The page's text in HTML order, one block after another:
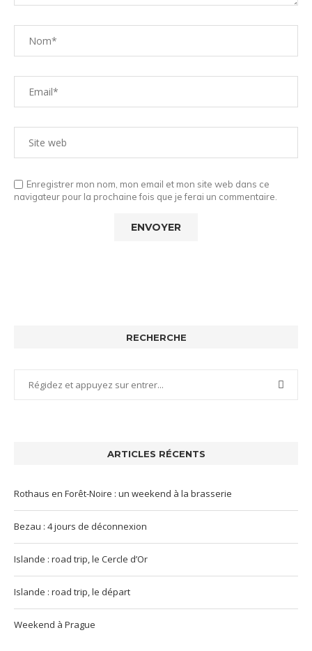
Enregistrer mon nom, mon email et mon site web dans ce
navigateur pour la prochaine fois que je ferai un commentaire.
RECHERCHE
ARTICLES RÉCENTS
Rothaus en Forêt-Noire : un weekend à la brasserie
Bezau : 4 jours de déconnexion
Islande : road trip, le Cercle d’Or
Islande : road trip, le départ
Weekend à Prague